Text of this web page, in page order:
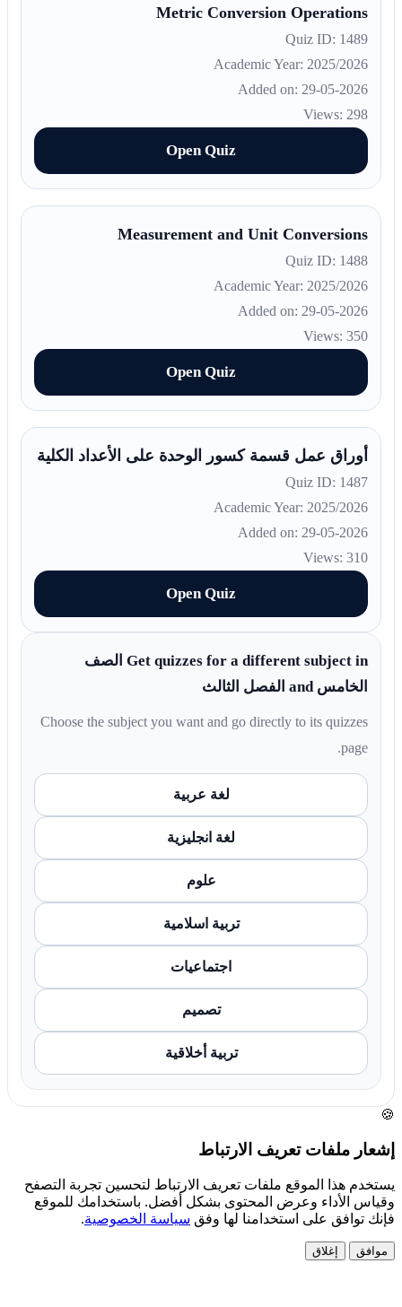
Metric Conversion Operations
Quiz ID: 1489
Academic Year: 2025/2026
Added on: 29-05-2026
Views: 298
Open Quiz
Measurement and Unit Conversions
Quiz ID: 1488
Academic Year: 2025/2026
Added on: 29-05-2026
Views: 350
Open Quiz
أوراق عمل قسمة كسور الوحدة على الأعداد الكلية
Quiz ID: 1487
Academic Year: 2025/2026
Added on: 29-05-2026
Views: 310
Open Quiz
Get quizzes for a different subject in الصف
الخامس and الفصل الثالث
Choose the subject you want and go directly to its quizzes
page.
لغة عربية
لغة انجليزية
علوم
تربية اسلامية
اجتماعيات
تصميم
تربية أخلاقية
🍪
إشعار ملفات تعريف الارتباط
يستخدم هذا الموقع ملفات تعريف الارتباط لتحسين تجربة التصفح
وقياس الأداء وعرض المحتوى بشكل أفضل. باستخدامك للموقع
فإنك توافق على استخدامنا لها وفق سياسة الخصوصية.
موافق إغلاق